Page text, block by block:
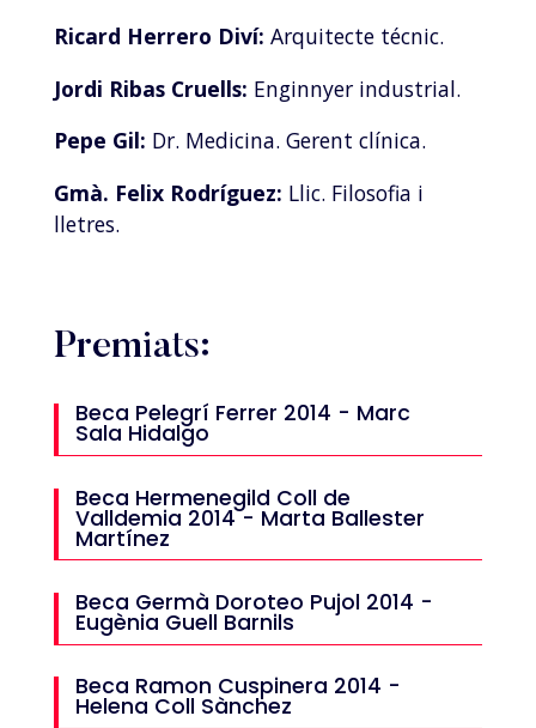
Ricard Herrero Diví: Arquitecte técnic.
Jordi Ribas Cruells: Enginnyer industrial.
Pepe Gil: Dr. Medicina. Gerent clínica.
Gmà. Felix Rodríguez: Llic. Filosofia i
lletres.
Premiats:
Beca Pelegrí Ferrer 2014 - Marc
Sala Hidalgo
Beca Hermenegild Coll de
Valldemia 2014 - Marta Ballester
Martínez
Beca Germà Doroteo Pujol 2014 -
Eugènia Guell Barnils
Beca Ramon Cuspinera 2014 -
Helena Coll Sànchez